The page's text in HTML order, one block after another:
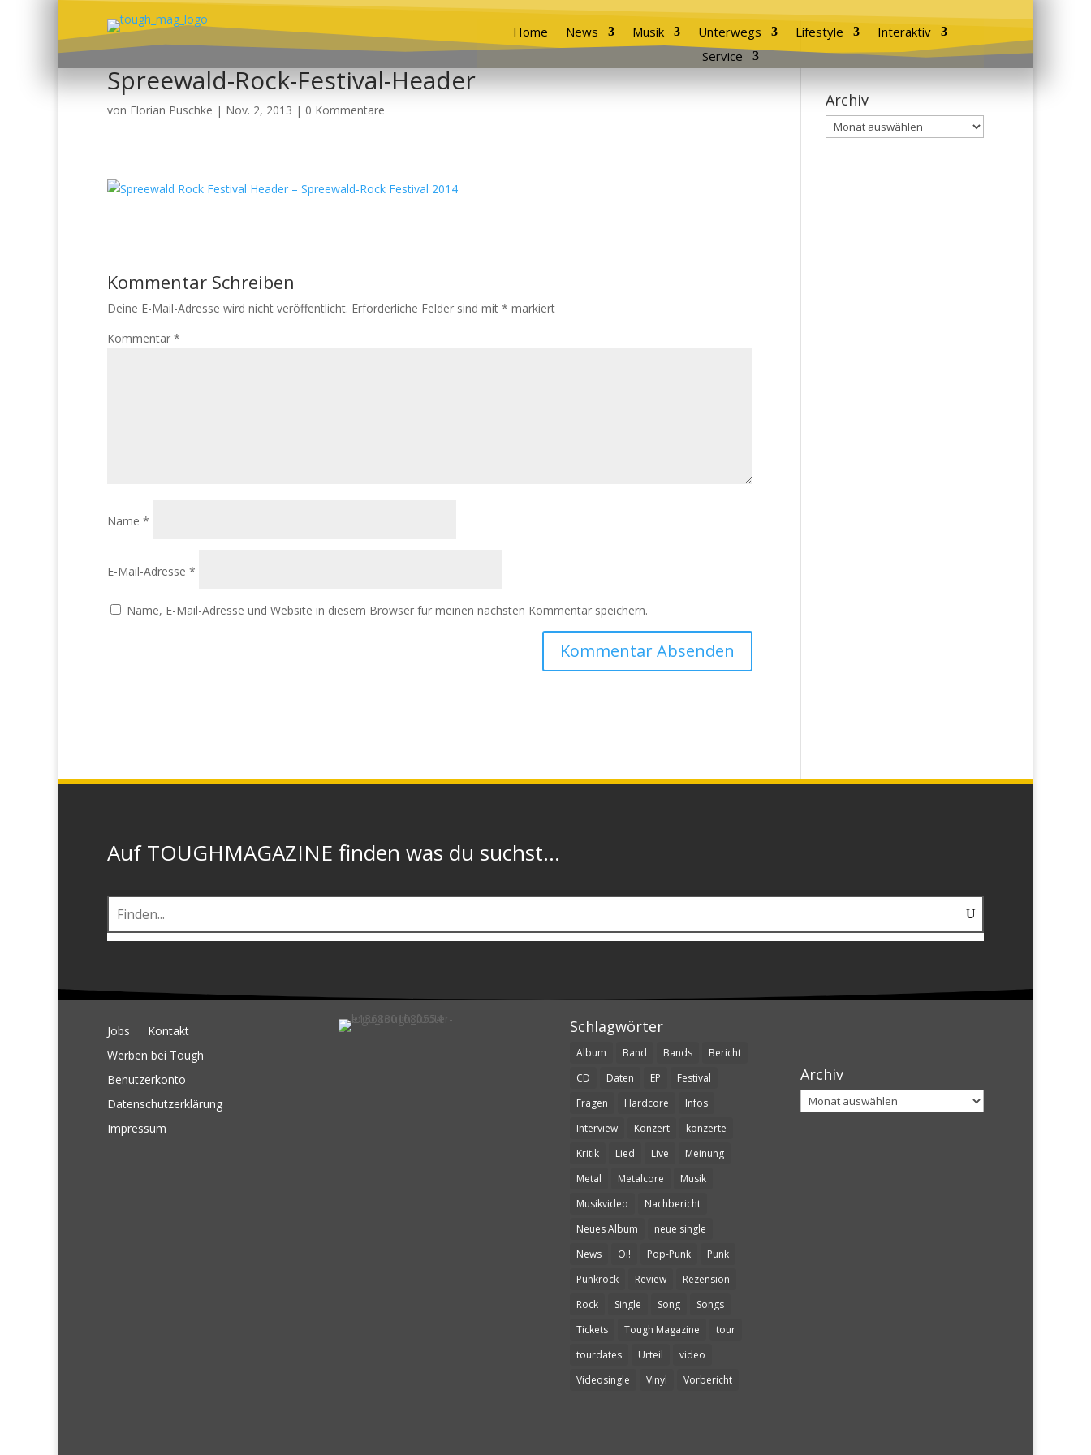
Home News Musik Unterwegs Lifestyle
Interaktiv
Service
Spreewald-Rock-Festival-Header
von Florian Puschke | Nov. 2, 2013 | 0 Kommentare
Kommentar Schreiben
Deine E-Mail-Adresse wird nicht veröffentlicht. Erforderliche Felder sind mit * markiert
Kommentar *
Name *
E-Mail-Adresse *
Name, E-Mail-Adresse und Website in diesem Browser für meinen nächsten Kommentar speichern.
Archiv
Archiv
Auf TOUGHMAGAZINE finden was du suchst...
Jobs
Kontakt
Werben bei Tough
Benutzerkonto
Datenschutzerklärung
Impressum
Schlagwörter
Album Band Bands
Bericht
CD
Daten EP
Festival
Fragen
Hardcore
Infos
Interview
Konzert
konzerte
Kritik
Lied Live
Meinung
Metal
Metalcore
Musik
Musikvideo
Nachbericht
Neues Album
neue single
News
Oi! Pop-Punk
Punk
Punkrock
Review
Rezension
Rock
Single Song
Songs
Tickets
Tough Magazine
tour
tourdates
Urteil
video
Videosingle
Vinyl Vorbericht
Archiv
Archiv